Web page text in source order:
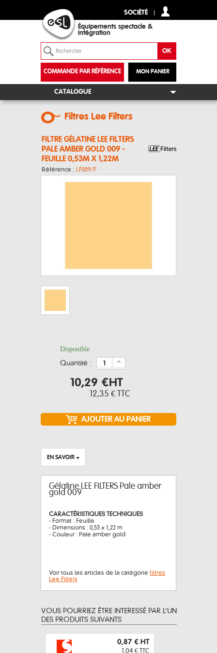
SOCIÉTÉ
Équipements spectacle &
intégration
MON PANIER
COMMANDE PAR RÉFÉRENCE
+
CATALOGUE
Filtres Lee Filters
FILTRE GÉLATINE LEE FILTERS
PALE AMBER GOLD 009 -
FEUILLE 0,53M X 1,22M
Référence : LF009/F
Disponible
quantité :
10,29 €HT
12,35 € TTC
EN SAVOIR +
Gélatine LEE FILTERS Pale amber
gold 009
CARACTÉRISTIQUES TECHNIQUES
- Format : Feuille
- Dimensions : 0,53 x 1,22 m
- Couleur : Pale amber gold
Voir tous les articles de la catégorie filtres
Lee Filters
VOUS POURRIEZ ÊTRE INTERESSÉ PAR L’UN
DES PRODUITS SUIVANTS
0,87 € HT
1,04 € TTC